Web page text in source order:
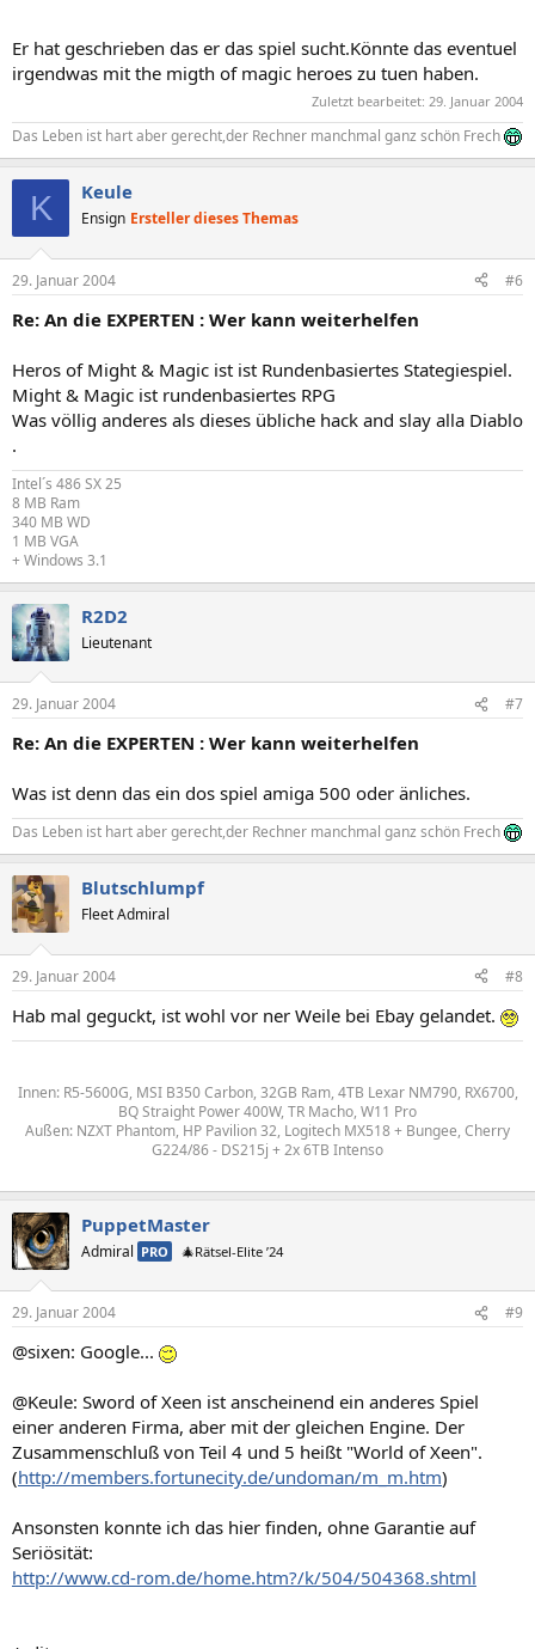
Er hat geschrieben das er das spiel sucht.Könnte das eventuel
irgendwas mit the migth of magic heroes zu tuen haben.
Zuletzt bearbeitet: 29. Januar 2004
Das Leben ist hart aber gerecht,der Rechner manchmal ganz schön Frech
K Keule
Ensign Ersteller dieses Themas
29. Januar 2004 #6
Re: An die EXPERTEN : Wer kann weiterhelfen
Heros of Might & Magic ist ist Rundenbasiertes Stategiespiel.
Might & Magic ist rundenbasiertes RPG
Was völlig anderes als dieses übliche hack and slay alla Diablo
.
Intel´s 486 SX 25
8 MB Ram
340 MB WD
1 MB VGA
+ Windows 3.1
R2D2
Lieutenant
29. Januar 2004 #7
Re: An die EXPERTEN : Wer kann weiterhelfen
Was ist denn das ein dos spiel amiga 500 oder änliches.
Das Leben ist hart aber gerecht,der Rechner manchmal ganz schön Frech
Blutschlumpf
Fleet Admiral
29. Januar 2004 #8
Hab mal geguckt, ist wohl vor ner Weile bei Ebay gelandet.
Innen: R5-5600G, MSI B350 Carbon, 32GB Ram, 4TB Lexar NM790, RX6700,
BQ Straight Power 400W, TR Macho, W11 Pro
Außen: NZXT Phantom, HP Pavilion 32, Logitech MX518 + Bungee, Cherry
G224/86 - DS215j + 2x 6TB Intenso
PuppetMaster
Admiral PRO 🎄Rätsel-Elite ’24
29. Januar 2004 #9
@sixen: Google...
@Keule: Sword of Xeen ist anscheinend ein anderes Spiel
einer anderen Firma, aber mit der gleichen Engine. Der
Zusammenschluß von Teil 4 und 5 heißt "World of Xeen".
(http://members.fortunecity.de/undoman/m_m.htm)
Ansonsten konnte ich das hier finden, ohne Garantie auf
Seriösität:
http://www.cd-rom.de/home.htm?/k/504/504368.shtml